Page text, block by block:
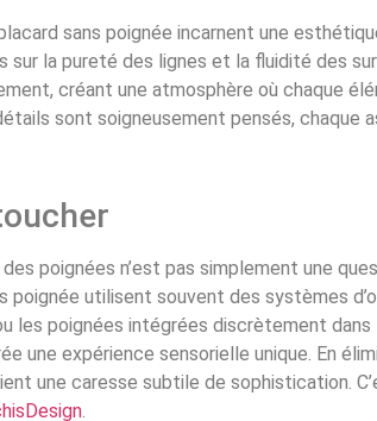
sans poignée incarnent une
sur la pureté des lignes et la fluidité des
créant une atmosphère où chaque
sont soigneusement pensés, chaque
poignées n’est pas simplement une
poignée utilisent souvent des systèmes
les poignées intégrées discrètement
une expérience sensorielle unique. En
une caresse subtile de sophistication.